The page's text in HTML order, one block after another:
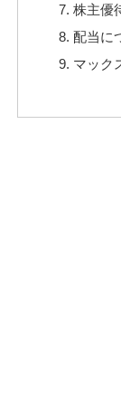
株主優
配当に
マック